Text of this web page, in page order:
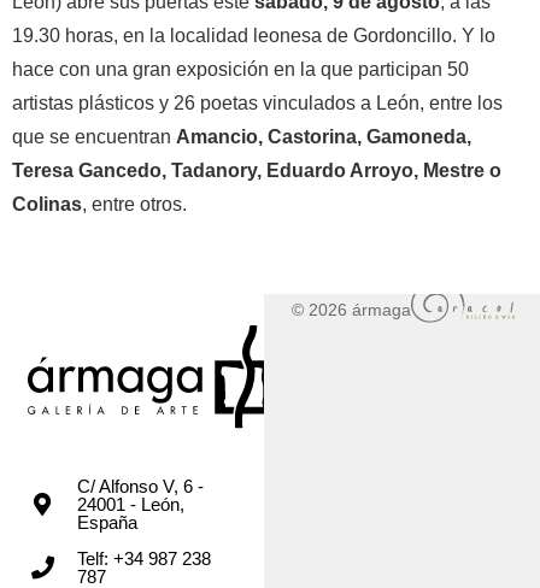
19.30 horas, en la localidad leonesa de Gordoncillo. Y lo
hace con una gran exposición en la que participan 50
artistas plásticos y 26 poetas vinculados a León, entre los
que se encuentran Amancio, Castorina, Gamoneda,
Teresa Gancedo, Tadanory, Eduardo Arroyo, Mestre o
Colinas, entre otros.
C/ Alfonso V, 6 -
24001 - León,
España
Telf: +34 987 238
787
© 2026 ármaga